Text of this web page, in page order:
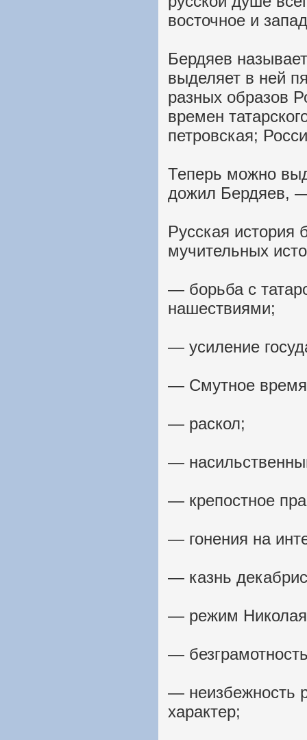
восточное и
Бердяев
выделяет в ней
разных образов
времен
петровская;
Теперь можно
дожил Бердяев,
Русская история
мучительных
— борьба с
нашествиями;
— усиление
— Смутное
— раскол;
—
— крепостное
— гонения на
— казнь
— режим
—
— неизбежность
характер;